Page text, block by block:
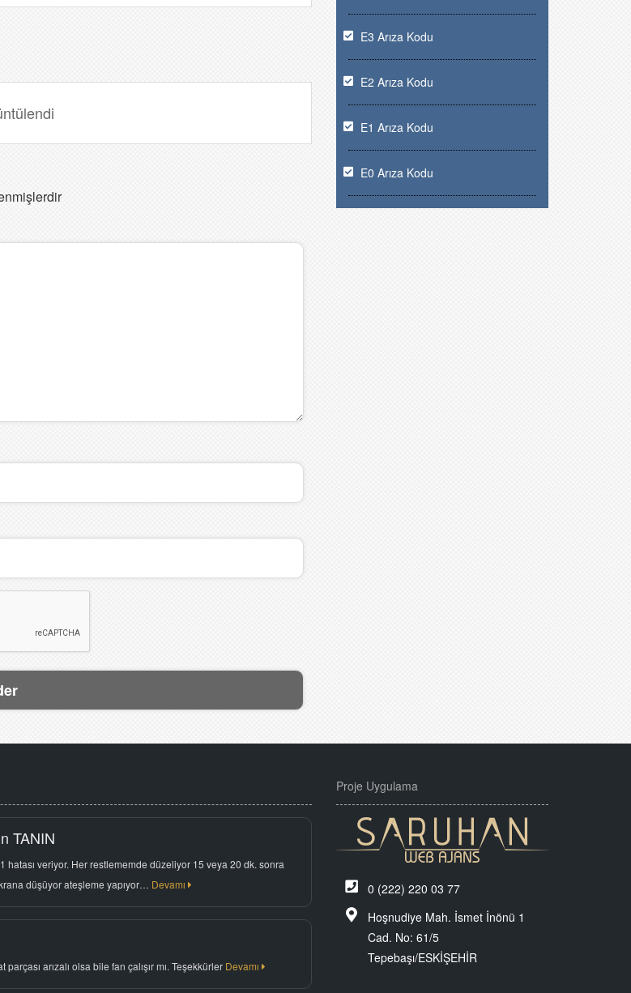
E3 Arıza Kodu
E2 Arıza Kodu
E1 Arıza Kodu
E0 Arıza Kodu
TANIN
hatası veriyor. Her restlememde düzeliyor 15 veya 20 dk. sonra
düşüyor ateşleme yapıyor… Devamı
arızalı olsa bile fan çalışır mı. Teşekkürler Devamı
Proje Uygulama
0 (222) 220 03 77
Hoşnudiye Mah. İsmet İnönü 1
Cad. No: 61/5
Tepebaşı/ESKİŞEHİR